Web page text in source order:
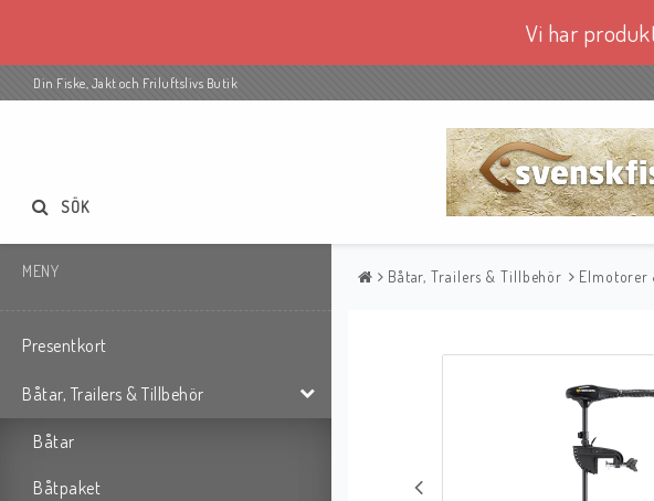
Vi har
Din Fiske, Jakt och Friluftslivs Butik
SÖK
MENY
Presentkort
Båtar, Trailers & Tillbehör
Båtar
Båtpaket
Båtar, Trailers & Tillbehör Elmotorer